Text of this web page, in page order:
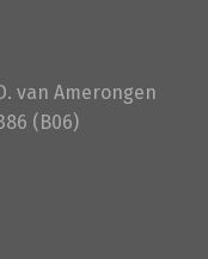
van Amerongen
(B06)